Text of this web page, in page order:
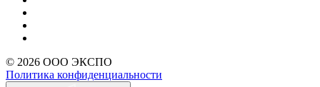
© 2026 ООО ЭКСПО
Политика конфиденциальности